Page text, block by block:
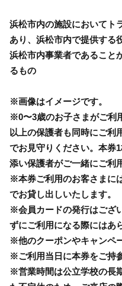
浜松市内の施設においてト
あり、浜松市内で提供する
浜松市内事業者であること
るもの
※画像はイメージです。
※0〜3歳のお子さまがご利
以上の保護者も同時にご利
でお見守りください。本券
添い保護者がご一緒にご利
※本券ご利用のお客さまに
でお貸し出しいたします。
※会員カードの発行はござ
ずにご利用になる際にはあ
※他のクーポンやキャンペ
※ご利用当日に本券をご持
※営業時間は公立学校の長